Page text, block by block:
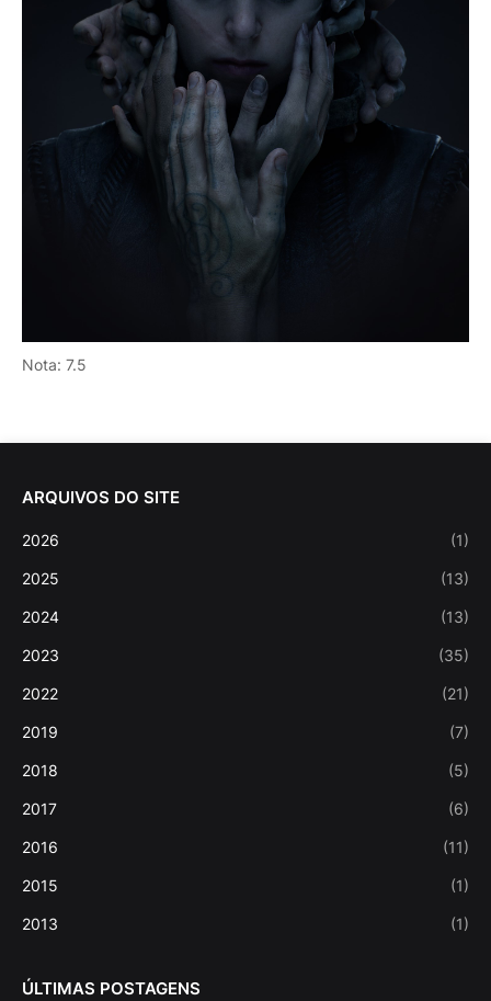
Nota: 7.5
ARQUIVOS DO SITE
2026 (1)
2025 (13)
2024 (13)
2023 (35)
2022 (21)
2019 (7)
2018 (5)
2017 (6)
2016 (11)
2015 (1)
2013 (1)
ÚLTIMAS POSTAGENS